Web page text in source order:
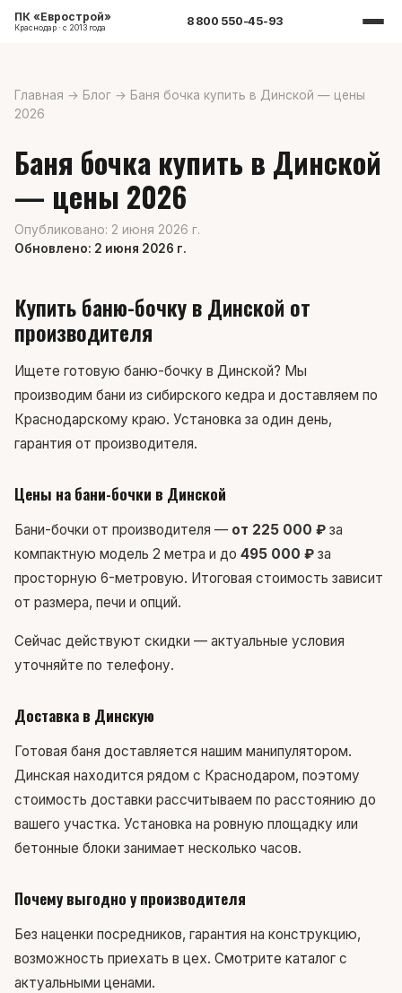
ПК «Еврострой»
Краснодар · с 2013 года 8 800 550-45-93
Главная → Блог → Баня бочка купить в Динской — цены
2026
Баня бочка купить в Динской
— цены 2026
Опубликовано: 2 июня 2026 г.
Обновлено: 2 июня 2026 г.
Купить баню-бочку в Динской от
производителя
Ищете готовую баню-бочку в Динской? Мы
производим бани из сибирского кедра и доставляем по
Краснодарскому краю. Установка за один день,
гарантия от производителя.
Цены на бани-бочки в Динской
Бани-бочки от производителя — от 225 000 ₽ за
компактную модель 2 метра и до 495 000 ₽ за
просторную 6-метровую. Итоговая стоимость зависит
от размера, печи и опций.
Сейчас действуют скидки — актуальные условия
уточняйте по телефону.
Доставка в Динскую
Готовая баня доставляется нашим манипулятором.
Динская находится рядом с Краснодаром, поэтому
стоимость доставки рассчитываем по расстоянию до
вашего участка. Установка на ровную площадку или
бетонные блоки занимает несколько часов.
Почему выгодно у производителя
Без наценки посредников, гарантия на конструкцию,
возможность приехать в цех. Смотрите каталог с
актуальными ценами.